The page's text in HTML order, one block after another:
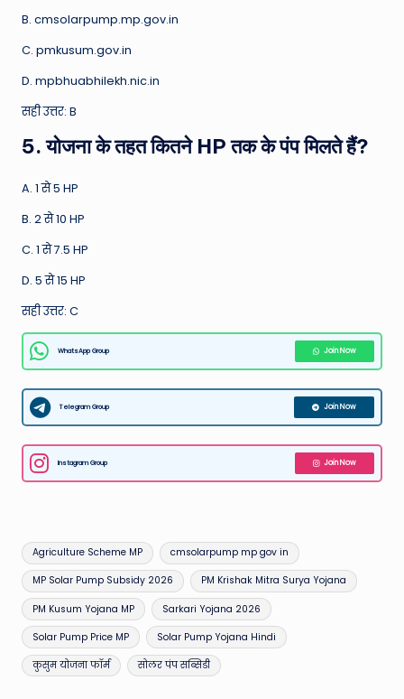
B. cmsolarpump.mp.gov.in
C. pmkusum.gov.in
D. mpbhuabhilekh.nic.in
सही उत्तर: B
5. योजना के तहत कितने HP तक के पंप मिलते हैं?
A. 1 से 5 HP
B. 2 से 10 HP
C. 1 से 7.5 HP
D. 5 से 15 HP
सही उत्तर: C
WhatsApp Group Join Now
Telegram Group Join Now
Instagram Group Join Now
Tags:
Agriculture Scheme MP cmsolarpump mp gov in
MP Solar Pump Subsidy 2026 PM Krishak Mitra Surya Yojana
PM Kusum Yojana MP Sarkari Yojana 2026
Solar Pump Price MP Solar Pump Yojana Hindi
कुसुम योजना फॉर्म सोलर पंप सब्सिडी